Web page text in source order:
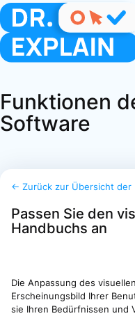
Funktionen
Software
← Zurück zur Übersicht der
Passen Sie den
Handbuchs an
Die Anpassung des
Erscheinungsbild Ihrer
sie Ihren Bedürfnissen und